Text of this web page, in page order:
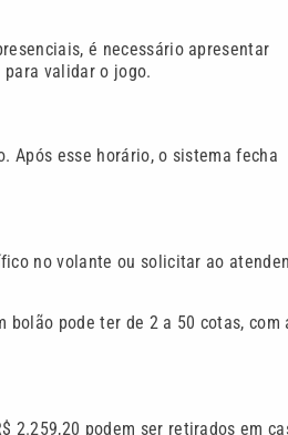
é necessário apresentar
validar o jogo.
Após esse horário, o sistema fecha
no volante ou solicitar ao
bolão pode ter de 2 a 50 cotas, com
2.259,20 podem ser retirados em